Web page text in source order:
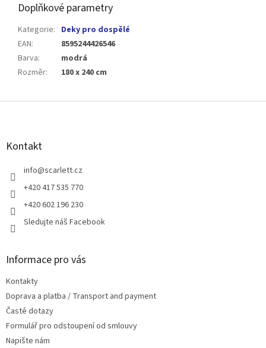
Doplňkové parametry
Kategorie: Deky pro dospělé
EAN:
8595244426546
Barva:
modrá
Rozměr: 180 x 240 cm
Z
Kontakt
info@scarlett.cz
+420 417 535 770
+420 602 196 230
Sledujte náš Facebook
Informace pro vás
Kontakty
Doprava a platba / Transport and payment
Časté dotazy
Formulář pro odstoupení od smlouvy
Napište nám